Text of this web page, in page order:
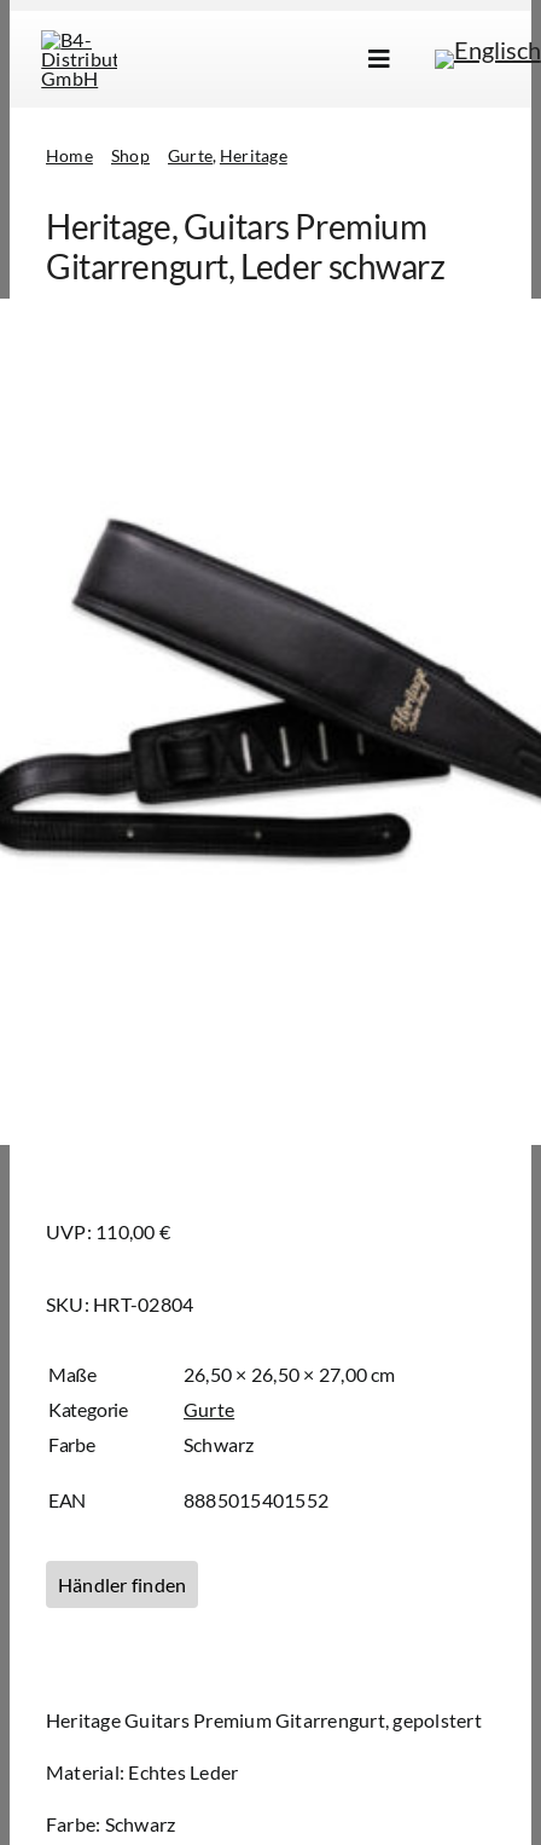
content
Toggle
Händlersuche
Über Uns
Home Shop Gurte Heritage
Heritage, Guitars Premium
Gitarrengurt, Leder schwarz
UVP: 110,00 €
SKU: HRT-02804
Maße
26,50 × 26,50 × 27,00 cm
Kategorie
Gurte
Farbe
Schwarz
EAN 8885015401552
Händler finden
Heritage Guitars Premium Gitarrengurt, gepolstert
Material: Echtes Leder
Farbe: Schwarz